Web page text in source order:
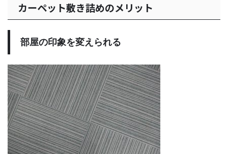
カーペット敷き詰めのメリット
部屋の印象を変えられる